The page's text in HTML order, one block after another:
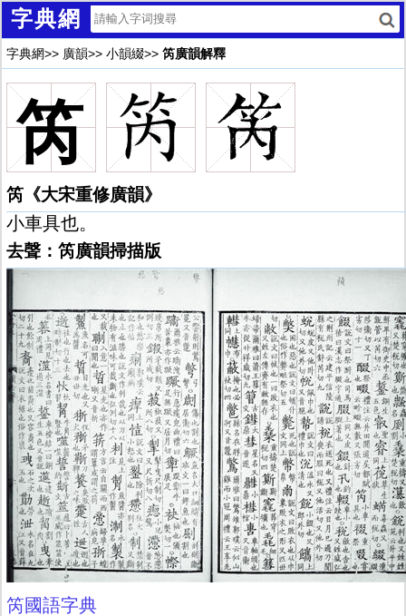
字典網
字典網>> 廣韻>> 小韻綴>> 笍廣韻解釋
笍
笍《大宋重修廣韻》
小車具也。
去聲：笍廣韻掃描版
笍國語字典